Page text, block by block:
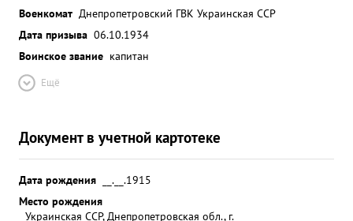
Военкомат Днепропетровский ГВК Украинская ССР
Дата призыва 06.10.1934
Воинское звание капитан
Ещё
Документ в учетной картотеке
Дата рождения
__.__.1915
Место рождения
Украинская ССР, Днепропетровская обл., г.